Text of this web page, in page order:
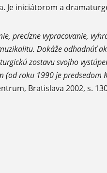
Je iniciátorom a
precízne vypracovanie,
Dokáže odhadnúť
zostavu svojho
roku 1990 je predsedom
Bratislava 2002, s.